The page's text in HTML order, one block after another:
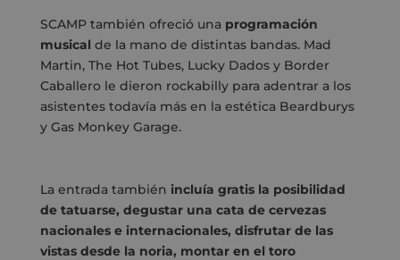
SCAMP también ofreció una programación
musical de la mano de distintas bandas. Mad
Martin, The Hot Tubes, Lucky Dados y Border
Caballero le dieron rockabilly para adentrar a los
asistentes todavía más en la estética Beardburys
y Gas Monkey Garage.
La entrada también incluía gratis la posibilidad
de tatuarse, degustar una cata de cervezas
nacionales e internacionales, disfrutar de las
vistas desde la noria, montar en el toro